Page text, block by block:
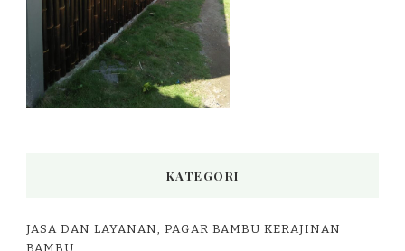
KATEGORI
JASA DAN LAYANAN, PAGAR BAMBU KERAJINAN